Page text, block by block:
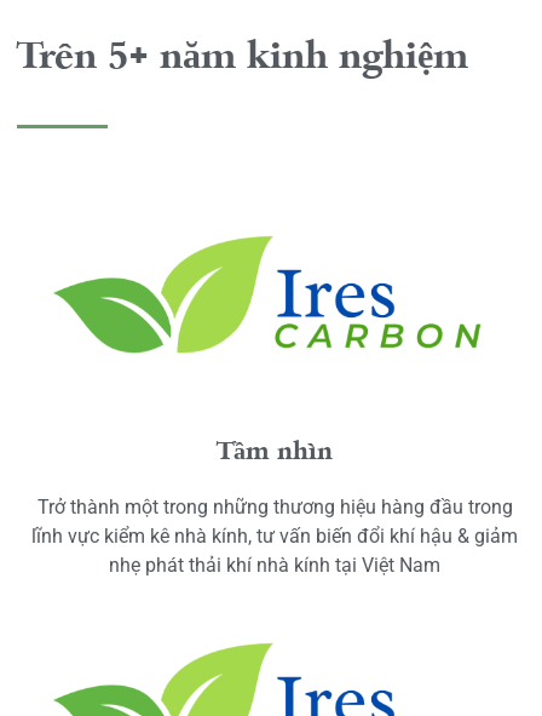
Trên 5+ năm kinh nghiệm
Tầm nhìn
Trở thành một trong những thương hiệu hàng đầu trong
lĩnh vực kiểm kê nhà kính, tư vấn biến đổi khí hậu & giảm
nhẹ phát thải khí nhà kính tại Việt Nam